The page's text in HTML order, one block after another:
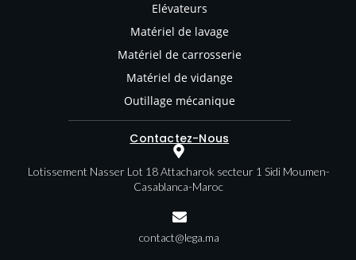
Elévateurs
Matériel de lavage
Matériel de carrosserie
Matériel de vidange
Outillage mécanique
Contactez-Nous
Lotissement Nasser Lot 18 Attacharok secteur 1 Sidi Moumen-
Casablanca-Maroc
contact@lega.ma